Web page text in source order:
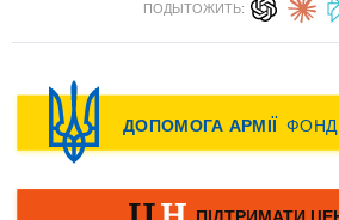
ПОДЫТОЖИТЬ: